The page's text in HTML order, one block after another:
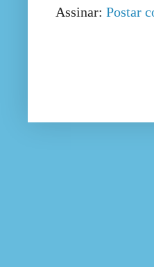
Assinar: Postar